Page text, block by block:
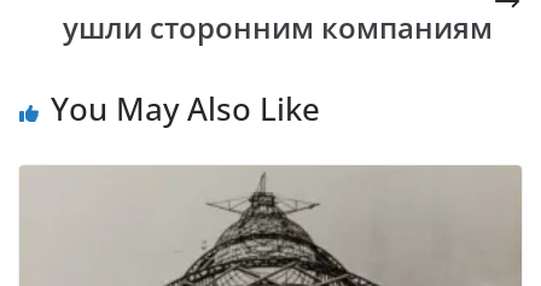
k p k
ушли сторонним компаниям
You May Also Like